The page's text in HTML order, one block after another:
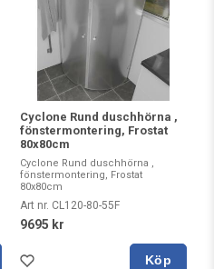
Cyclone Rund duschhörna ,
fönstermontering, Frostat
80x80cm
Cyclone Rund duschhörna ,
fönstermontering, Frostat
80x80cm
Art nr. CL120-80-55F
9695 kr
Köp